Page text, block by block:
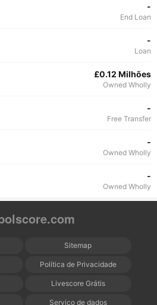
-
End Loan
-
Loan
£0.12 Milhões
Owned Wholly
-
Free Transfer
-
Owned Wholly
-
Owned Wholly
Sitemap
Política de Privacidade
Livescore Grátis
Serviço de dados